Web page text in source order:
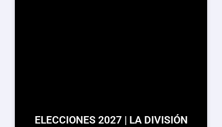
ELECCIONES 2027 | LA DIVISIÓN